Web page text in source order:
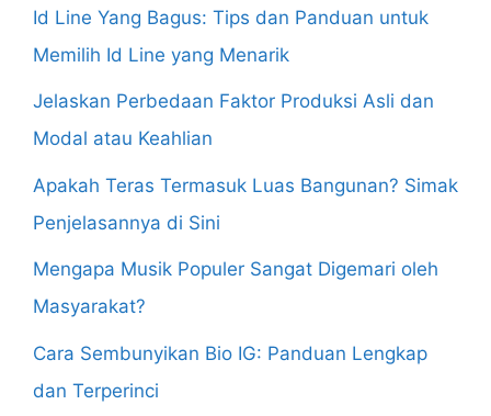
Id Line Yang Bagus: Tips dan Panduan untuk
Memilih Id Line yang Menarik
Jelaskan Perbedaan Faktor Produksi Asli dan
Modal atau Keahlian
Apakah Teras Termasuk Luas Bangunan? Simak
Penjelasannya di Sini
Mengapa Musik Populer Sangat Digemari oleh
Masyarakat?
Cara Sembunyikan Bio IG: Panduan Lengkap
dan Terperinci